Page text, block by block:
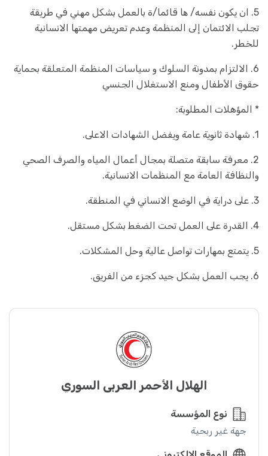
5. ان یكون نفسه/ ھا قائما/ة بالعمل بشكل مھني في طریقة
تجلب الائتمان إلى المنظمة وعدم تعریض مھمتھا الانسانیة
للخطر.
6. الالتزام بمدونة السلوك و سیاسات المنظمة المتعلقة بحمایة
حقوق الأطفال ومنع الاستغلال الجنسي
* المؤهلات المطلوبة:
1. شھادة ثانویة عامة ویفضل الشھادات الاعلى.
2. معرفة سابقة متصلة بمجال أعمال المیاه والصرف الصحي
والنظافة العامة مع المنظمات الانسانیة.
3. على درایة في الوضع الانساني في المنطقة.
4. القدرة على العمل تحت الضغط بشكل مستقل.
5. یتمتع بمھارات تواصل عالیة وحل المشكلات.
6. یجب العمل بشكل جید كجزء من الفریق.
الهلال الأحمر العربي السوري
نوع المؤسسة
جهة غير ربحية